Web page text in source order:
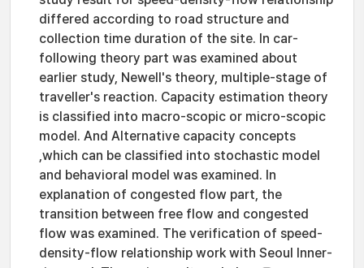
differed according to road structure and
collection time duration of the site. In car-
following theory part was examined about
earlier study, Newell's theory, multiple-stage of
traveller's reaction. Capacity estimation theory
is classified into macro-scopic or micro-scopic
model. And Alternative capacity concepts
,which can be classified into stochastic model
and behavioral model was examined. In
explanation of congested flow part, the
transition between free flow and congested
flow was examined. The verification of speed-
density-flow relationship work with Seoul Inner-